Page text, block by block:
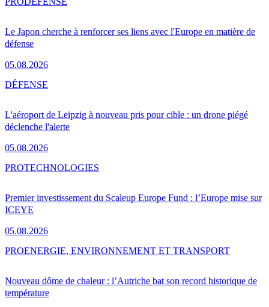
Le Japon cherche à renforcer ses liens avec l'Europe en matière de
défense
05.08.2026
L'aéroport de Leipzig à nouveau pris pour cible : un drone piégé
déclenche l'alerte
05.08.2026
DÉFENSE
Premier investissement du Scaleup Europe Fund : l’Europe mise sur
ICEYE
05.08.2026
PROTECHNOLOGIES
Nouveau dôme de chaleur : l’Autriche bat son record historique de
température
PROENERGIE, ENVIRONNEMENT ET TRANSPORT